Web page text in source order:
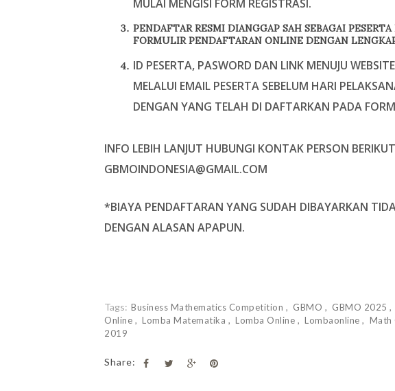
MULAI MENGISI FORM REGISTRASI.
PENDAFTAR RESMI DIANGGAP SAH SEBAGAI
FORMULIR PENDAFTARAN ONLINE DENGAN
ID PESERTA, PASWORD DAN LINK MENUJU
MELALUI EMAIL PESERTA SEBELUM HARI
DENGAN YANG TELAH DI DAFTARKAN PADA
INFO LEBIH LANJUT HUBUNGI KONTAK PERSON
GBMOINDONESIA@GMAIL.COM
*BIAYA PENDAFTARAN YANG SUDAH DIBAYARKAN
DENGAN ALASAN APAPUN.
Tags: Business Mathematics Competition GBMO GBMO 2025
Online
Lomba Matematika Lomba Online Lombaonline Math
2019
Share: